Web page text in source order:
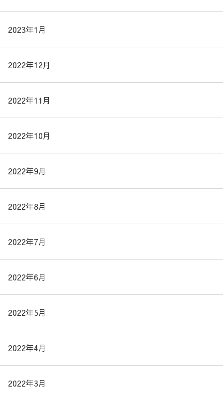
2023年1月
2022年12月
2022年11月
2022年10月
2022年9月
2022年8月
2022年7月
2022年6月
2022年5月
2022年4月
2022年3月